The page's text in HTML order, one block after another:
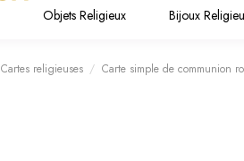
Objets Religieux Bijoux
Cartes religieuses Carte simple de communion